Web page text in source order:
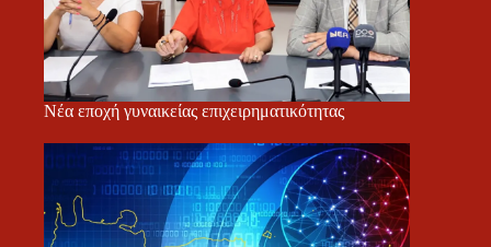
Νέα εποχή γυναικείας επιχειρηματικότητας